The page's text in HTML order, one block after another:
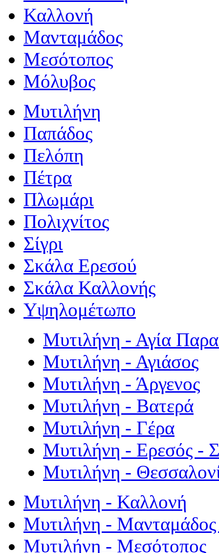
Καλλονή
Μανταμάδος
Μεσότοπος
Μόλυβος
Μυτιλήνη
Παπάδος
Πελόπη
Πέτρα
Πλωμάρι
Πολιχνίτος
Σίγρι
Σκάλα Ερεσού
Σκάλα Καλλονής
Υψηλομέτωπο
Μυτιλήνη - Αγία
Μυτιλήνη - Αγιάσος
Μυτιλήνη - Άργενος
Μυτιλήνη - Βατερά
Μυτιλήνη - Γέρα
Μυτιλήνη - Ερεσός -
Μυτιλήνη -
Μυτιλήνη - Καλλονή
Μυτιλήνη - Μανταμάδος
Μυτιλήνη - Μεσότοπος